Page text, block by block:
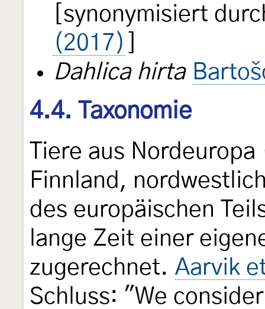
[synonymisiert
(2017)
Dahlica hirta
4.4. Taxonomie
Tiere aus
Finnland,
des europäischen
lange Zeit einer
zugerechnet. Aarvik
Schluss: "We